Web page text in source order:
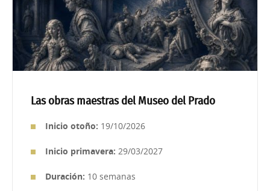
Las obras maestras del Museo del Prado
Inicio otoño: 19/10/2026
Inicio primavera: 29/03/2027
Duración: 10 semanas